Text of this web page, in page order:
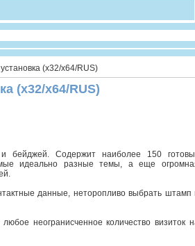
(x32/x64/RUS)
(x32/x64/RUS)
бейджей. Содержит наиболее 150
идеально разные темы, а еще
данные, неторопливо выбрать штамп
неогранисченное количество визиток